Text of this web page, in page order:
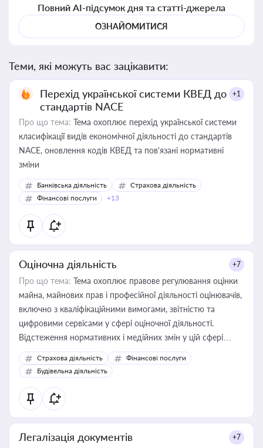
Повний AI-підсумок дня та статті-джерела
ОЗНАЙОМИТИСЯ
Теми, які можуть вас зацікавити:
Перехід української системи КВЕД до
стандартів NACE
+1
Про що тема: Тема охоплює перехід української системи
класифікації видів економічної діяльності до стандартів
NACE, оновлення кодів КВЕД та пов'язані нормативні
зміни
Банківська діяльність
Страхова діяльність
Фінансові послуги
+13
Оціночна діяльність +7
Про що тема: Тема охоплює правове регулювання оцінки
майна, майнових прав і професійної діяльності оцінювачів,
включно з кваліфікаційними вимогами, звітністю та
цифровими сервісами у сфері оціночної діяльності.
Відстеження нормативних і медійних змін у цій сфері
корисне для власника бізнесу, керівника, юриста або
бухгалтера під час оподаткування, приватизації, оренди
державного майна, корпоративних угод і перевірки
статусу суб'єктів оціночної діяльності
Страхова діяльність
Фінансові послуги
Будівельна діяльність
Легалізація документів +7